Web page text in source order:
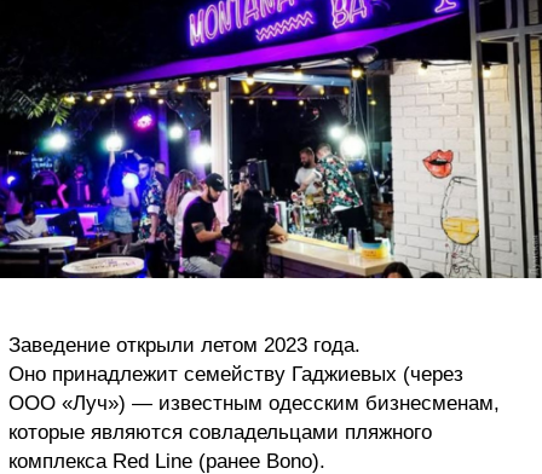
Заведение открыли летом 2023 года.
Оно принадлежит семейству Гаджиевых (через
ООО «Луч») — известным одесским бизнесменам,
которые являются совладельцами пляжного
комплекса Red Line (ранее Bono).